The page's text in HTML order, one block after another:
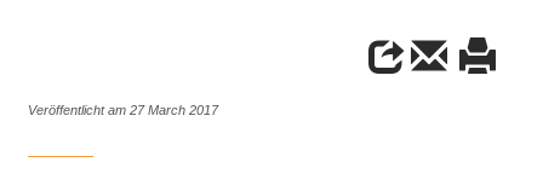
Veröffentlicht am 27 March 2017